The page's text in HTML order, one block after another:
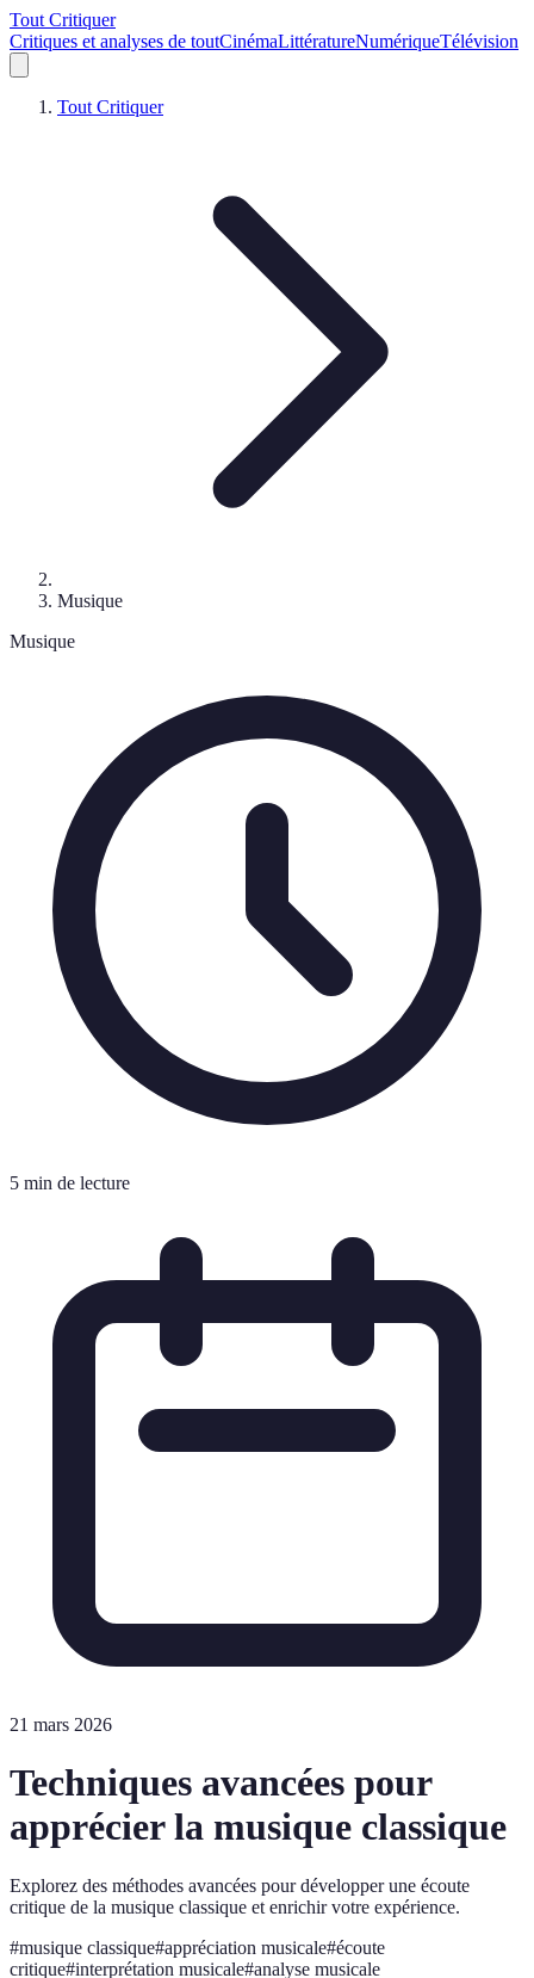
Tout Critiquer
Critiques et analyses de toutCinémaLittératureNumériqueTélévision
Tout Critiquer
Musique
Musique
5 min de lecture
21 mars 2026
Techniques avancées pour
apprécier la musique classique
Explorez des méthodes avancées pour développer une écoute
critique de la musique classique et enrichir votre expérience.
#musique classique#appréciation musicale#écoute
critique#interprétation musicale#analyse musicale